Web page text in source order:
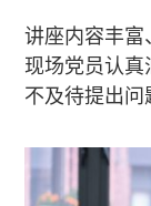
讲座内容丰富
现场党员认
不及待提出问